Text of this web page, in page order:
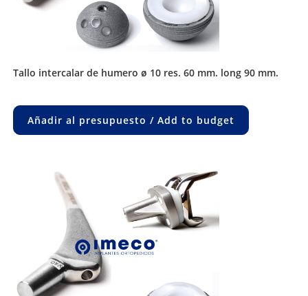
tallo intercalar de humero ø 10 res. 60 mm. long 90 mm.
Añadir al presupuesto / Add to budget